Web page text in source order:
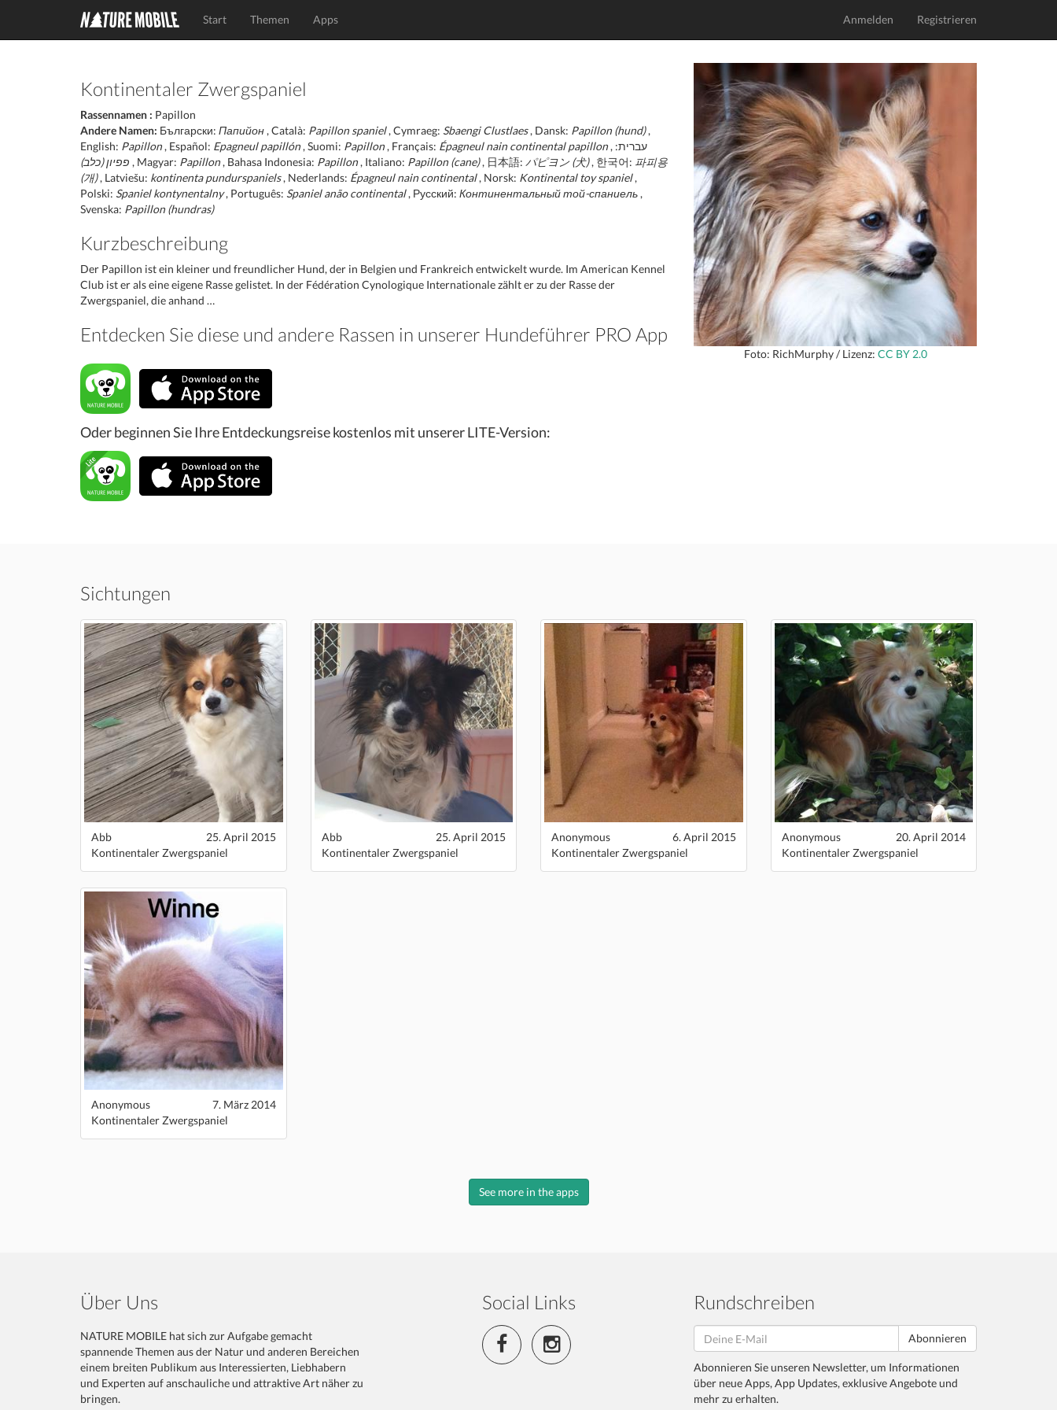
Start Themen Apps Anmelden Registrieren
Kontinentaler Zwergspaniel
Rassennamen : Papillon
Andere Namen: Български: Папийон , Català: Papillon spaniel, Cymraeg: Sbaengi Clustlaes, Dansk: Papillon (hund),
English: Papillon, Español: Epagneul papillón, Suomi: Papillon, Français: Épagneul nain continental papillon , עברית:
פפיון (כלב) , Magyar: Papillon, Bahasa Indonesia: Papillon, Italiano: Papillon (cane), 日本語: パピヨン (犬), 한국어: 파피용
(개), Latviešu: kontinenta pundurspaniels, Nederlands: Épagneul nain continental, Norsk: Kontinental toy spaniel,
Polski: Spaniel kontynentalny, Português: Spaniel anão continental, Русский: Континентальный той-спаниель ,
Svenska: Papillon (hundras)
Kurzbeschreibung
Der Papillon ist ein kleiner und freundlicher Hund, der in Belgien und Frankreich entwickelt wurde. Im American Kennel
Club ist er als eine eigene Rasse gelistet. In der Fédération Cynologique Internationale zählt er zu der Rasse der
Zwergspaniel, die anhand …
Entdecken Sie diese und andere Rassen in unserer Hundeführer PRO App
Oder beginnen Sie Ihre Entdeckungsreise kostenlos mit unserer LITE-Version:
Foto: RichMurphy / Lizenz: CC BY 2.0
Sichtungen
Abb
25. April 2015
Kontinentaler Zwergspaniel
Abb
25. April 2015
Kontinentaler Zwergspaniel
Anonymous
6. April 2015
Kontinentaler Zwergspaniel
Anonymous
20. April 2014
Kontinentaler Zwergspaniel
Anonymous
7. März 2014
Kontinentaler Zwergspaniel
See more in the apps
Über Uns
NATURE MOBILE hat sich zur Aufgabe gemacht
spannende Themen aus der Natur und anderen Bereichen
einem breiten Publikum aus Interessierten, Liebhabern
und Experten auf anschauliche und attraktive Art näher zu
bringen.
Social Links Rundschreiben
Abonnieren
Abonnieren Sie unseren Newsletter, um Informationen
über neue Apps, App Updates, exklusive Angebote und
mehr zu erhalten.